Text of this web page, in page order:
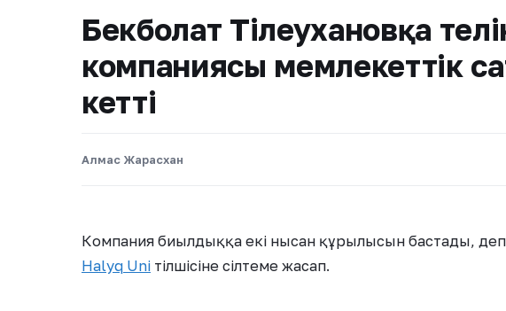
Бекболат Тілеухановқа
компаниясы мемлекеттік
кетті
Алмас Жарасхан
Компания биылдыққа екі нысан құрылысын бастады,
Halyq Uni тілшісіне сілтеме жасап.